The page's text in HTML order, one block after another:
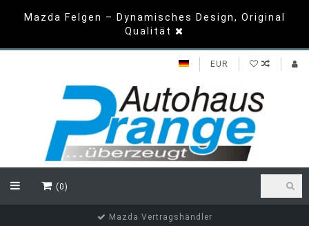
Mazda Felgen – Dynamisches Design, Original
Qualität
EUR
(0)
Mazda Vertragshändler